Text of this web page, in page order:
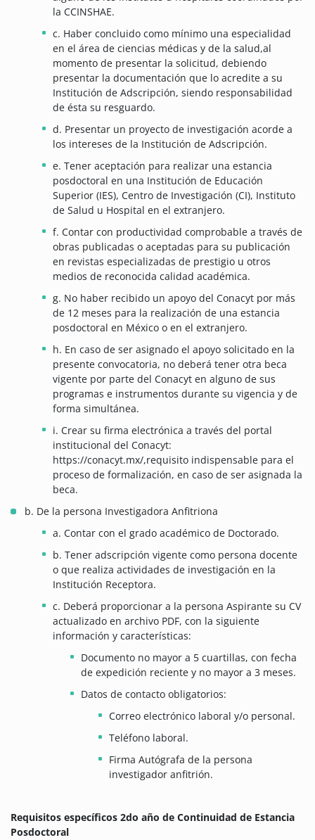
la CCINSHAE.
c. Haber concluido como mínimo una especialidad
en el área de ciencias médicas y de la salud,al
momento de presentar la solicitud, debiendo
presentar la documentación que lo acredite a su
Institución de Adscripción, siendo responsabilidad
de ésta su resguardo.
d. Presentar un proyecto de investigación acorde a
los intereses de la Institución de Adscripción.
e. Tener aceptación para realizar una estancia
posdoctoral en una Institución de Educación
Superior (IES), Centro de Investigación (CI), Instituto
de Salud u Hospital en el extranjero.
f. Contar con productividad comprobable a través de
obras publicadas o aceptadas para su publicación
en revistas especializadas de prestigio u otros
medios de reconocida calidad académica.
g. No haber recibido un apoyo del Conacyt por más
de 12 meses para la realización de una estancia
posdoctoral en México o en el extranjero.
h. En caso de ser asignado el apoyo solicitado en la
presente convocatoria, no deberá tener otra beca
vigente por parte del Conacyt en alguno de sus
programas e instrumentos durante su vigencia y de
forma simultánea.
i. Crear su firma electrónica a través del portal
institucional del Conacyt:
https://conacyt.mx/,requisito indispensable para el
proceso de formalización, en caso de ser asignada la
beca.
b. De la persona Investigadora Anfitriona
a. Contar con el grado académico de Doctorado.
b. Tener adscripción vigente como persona docente
o que realiza actividades de investigación en la
Institución Receptora.
c. Deberá proporcionar a la persona Aspirante su CV
actualizado en archivo PDF, con la siguiente
información y características:
Documento no mayor a 5 cuartillas, con fecha
de expedición reciente y no mayor a 3 meses.
Datos de contacto obligatorios:
Correo electrónico laboral y/o personal.
Teléfono laboral.
Firma Autógrafa de la persona
investigador anfitrión.
Requisitos específicos 2do año de Continuidad de Estancia
Posdoctoral